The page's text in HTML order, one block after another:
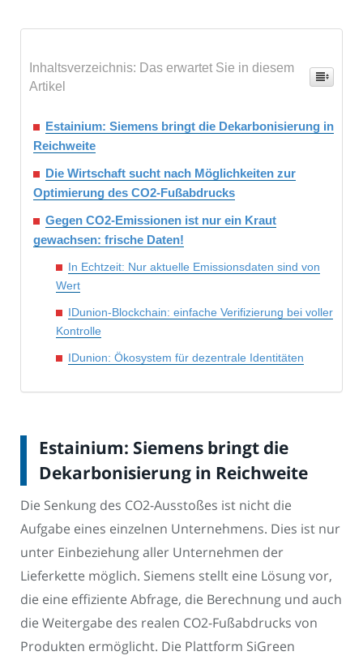
Inhaltsverzeichnis: Das erwartet Sie in diesem
Artikel
Estainium: Siemens bringt die Dekarbonisierung in
Reichweite
Die Wirtschaft sucht nach Möglichkeiten zur
Optimierung des CO2-Fußabdrucks
Gegen CO2-Emissionen ist nur ein Kraut
gewachsen: frische Daten!
In Echtzeit: Nur aktuelle Emissionsdaten sind von
Wert
IDunion-Blockchain: einfache Verifizierung bei voller
Kontrolle
IDunion: Ökosystem für dezentrale Identitäten
Estainium: Siemens bringt die
Dekarbonisierung in Reichweite
Die Senkung des CO2-Ausstoßes ist nicht die
Aufgabe eines einzelnen Unternehmens. Dies ist nur
unter Einbeziehung aller Unternehmen der
Lieferkette möglich. Siemens stellt eine Lösung vor,
die eine effiziente Abfrage, die Berechnung und auch
die Weitergabe des realen CO2-Fußabdrucks von
Produkten ermöglicht. Die Plattform SiGreen